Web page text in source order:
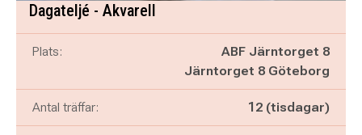
Dagateljé - Akvarell
Plats:
ABF Järntorget 8
Järntorget 8 Göteborg
Antal träffar: 12 (tisdagar)